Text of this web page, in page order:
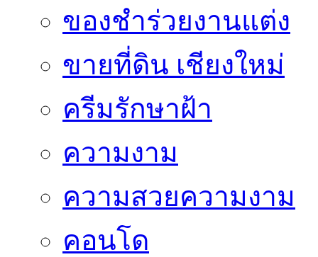
ของชำร่วยงานแต่ง
ขายที่ดิน เชียงใหม่
ครีมรักษาฝ้า
ความงาม
ความสวยความงาม
คอนโด